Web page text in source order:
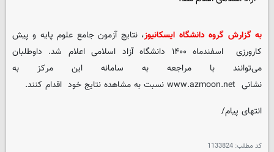
به گزارش گروه دانشگاه ایسکانیوز، نتایج آزمون جامع علوم پایه و پیش
کارورزی اسفندماه ۱۴۰۰ دانشگاه آزاد اسلامی اعلام شد. داوطلبان
می‌توانند با مراجعه به سامانه این مرکز به
نشانی www.azmoon.net نسبت به مشاهده نتایج خود اقدام کنند.
انتهای پیام/
کد مطلب: 1133824